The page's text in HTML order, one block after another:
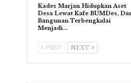
Kades Marjan Hidupkan Aset
Desa Lewat Kafe BUMDes,
Bangunan Terbengkalai
Menjadi…
PREV NEXT